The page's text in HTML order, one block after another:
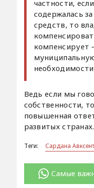
частности,
содержалась
средств, то
компенсирует
Ведь если мы
собственности,
повышенная
развитых странах.
Теги: Сардана
Самые